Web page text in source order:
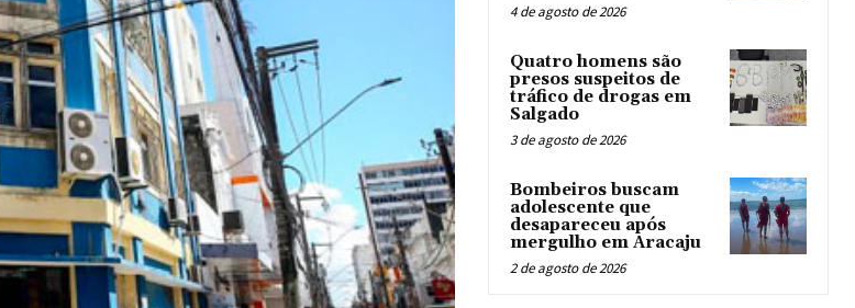
4 de agosto de 2026
Quatro homens são
presos suspeitos de
tráfico de drogas em
Salgado
3 de agosto de 2026
Bombeiros buscam
adolescente que
desapareceu após
mergulho em Aracaju
2 de agosto de 2026